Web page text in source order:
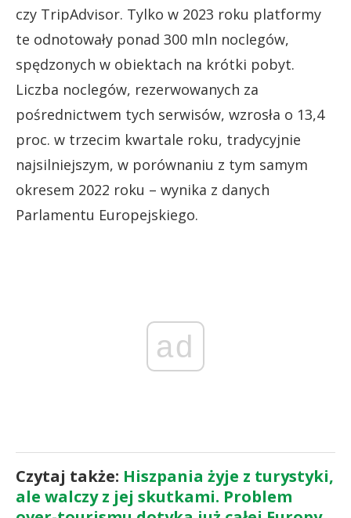
czy TripAdvisor. Tylko w 2023 roku platformy
te odnotowały ponad 300 mln noclegów,
spędzonych w obiektach na krótki pobyt.
Liczba noclegów, rezerwowanych za
pośrednictwem tych serwisów, wzrosła o 13,4
proc. w trzecim kwartale roku, tradycyjnie
najsilniejszym, w porównaniu z tym samym
okresem 2022 roku – wynika z danych
Parlamentu Europejskiego.
ad
Czytaj także: Hiszpania żyje z turystyki,
ale walczy z jej skutkami. Problem